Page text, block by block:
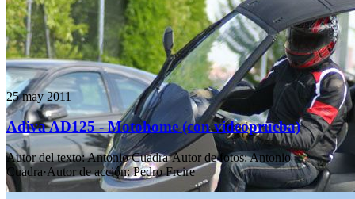
25 may 2011
Adiva AD125 - Motohome (con videoprueba)
Autor del texto:Antonio Cuadra·Autor de fotos:Antonio
Cuadra·Autor de acción: Pedro Freire